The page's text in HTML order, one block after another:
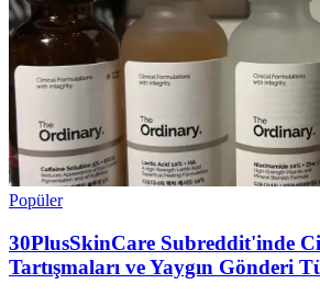
Popüler
30PlusSkinCare Subreddit'inde
Tartışmaları ve Yaygın Gönderi